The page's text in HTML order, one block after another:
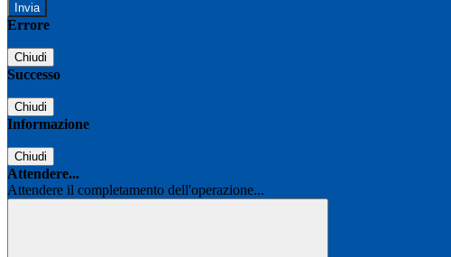
Errore
Chiudi
Successo
Chiudi
Informazione
Chiudi
Attendere...
Attendere il completamento dell'operazione...